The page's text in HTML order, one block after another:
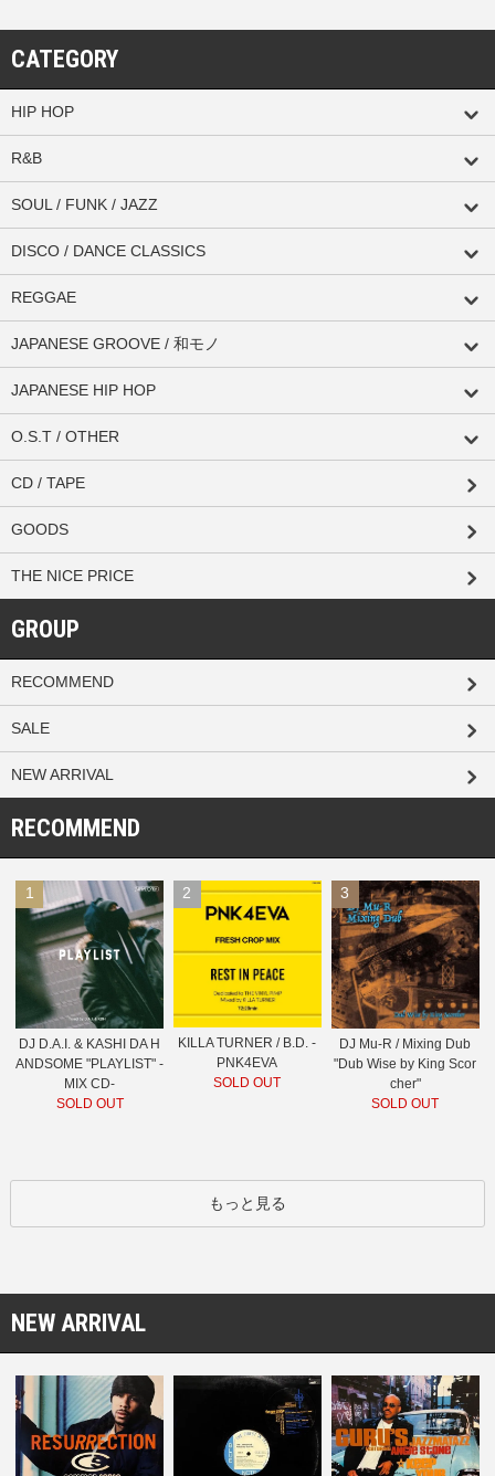
CATEGORY
HIP HOP
R&B
SOUL / FUNK / JAZZ
DISCO / DANCE CLASSICS
REGGAE
JAPANESE GROOVE / 和モノ
JAPANESE HIP HOP
O.S.T / OTHER
CD / TAPE
GOODS
THE NICE PRICE
GROUP
RECOMMEND
SALE
NEW ARRIVAL
RECOMMEND
1
DJ D.A.I. & KASHI DA H
ANDSOME "PLAYLIST" -
MIX CD-
SOLD OUT
2
KILLA TURNER / B.D. -
PNK4EVA
SOLD OUT
3
DJ Mu-R / Mixing Dub
"Dub Wise by King Scor
cher"
SOLD OUT
もっと見る
NEW ARRIVAL